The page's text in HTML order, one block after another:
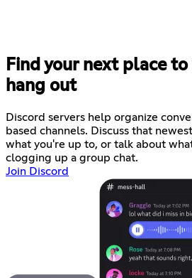
Find your next place
hang out
Discord servers help organize
based channels. Discuss that
what you're up to, or talk about
clogging up a group chat.
Join Discord